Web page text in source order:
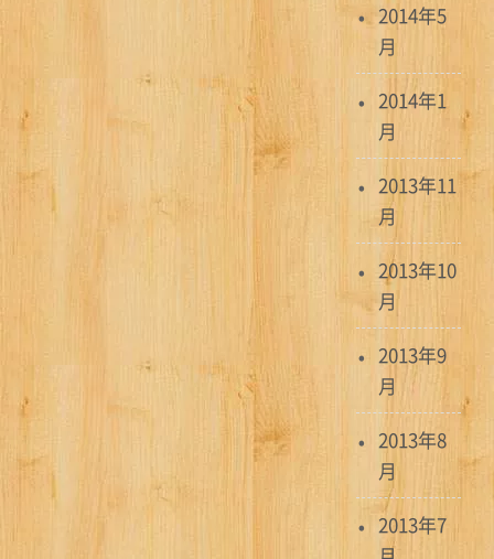
2014年5
月
2014年1
月
2013年11
月
2013年10
月
2013年9
月
2013年8
月
2013年7